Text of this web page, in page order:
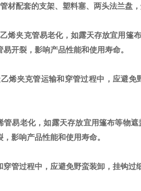
配套的支架、塑料塞、两头法兰盘，
夹克管易老化，如露天存放宜用篷布
易开裂，影响产品性能和使用寿命。
烯夹克管运输和穿管过程中，应避免
老化，如露天存放宜用篷布等物遮
，影响产品性能和使用寿命。
过程中，应避免野蛮装卸，挂钩过